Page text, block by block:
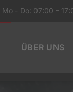
Mo - Do: 07:00 –
ÜBER UNS